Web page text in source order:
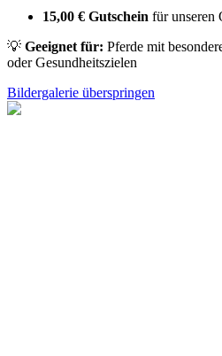
15,00 € Gutschein für unseren
💡 Geeignet für: Pferde mit
oder Gesundheitszielen
Bildergalerie überspringen